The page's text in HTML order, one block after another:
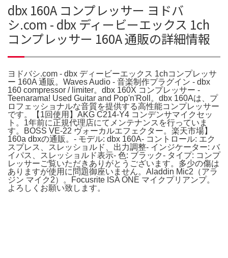
dbx 160A コンプレッサー ヨドバ
シ.com - dbx ディービーエックス 1ch
コンプレッサー 160A 通販の詳細情報
ヨドバシ.com - dbx ディービーエックス 1chコンプレッサ
ー 160A 通販。Waves Audio - 音楽制作プラグイン - dbx
160 compressor / limiter。dbx 160X コンプレッサー -
Teenarama! Used Guitar and Pop'n'Roll。dbx 160Aは、プ
ロフェッショナルな音質を提供する高性能コンプレッサー
です。【1回使用】AKG C214-Y4 コンデンサマイクセッ
ト。1年前に正規代理店にてメンテナンスを行っていま
す。BOSS VE-22 ヴォーカルエフェクター。楽天市場】
160a dbxの通販。- モデル: dbx 160A- コントロール: エク
スプレス、スレッショルド、出力調整- インジケーター: バ
イパス、スレッショルド表示- 色: ブラック- タイプ: コンプ
レッサーご覧いただきありがとうございます。多少の傷は
ありますが使用に問題御座いません。Aladdin Mic2（アラ
ジン マイク2）。Focusrite ISA ONE マイクプリアンプ。
よろしくお願い致します。